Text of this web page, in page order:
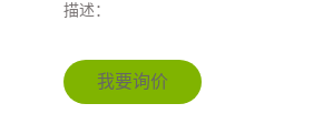
描述：
我要询价